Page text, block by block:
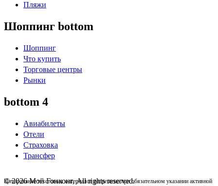
Пляжи
Шоппинг bottom
Шоппинг
Что купить
Торговые центры
Рынки
bottom 4
Авиабилеты
Отели
Страховка
Трансфер
© 2026 Мой Гонконг, All rights reserved.
Цитирование текстовых материалов разрешено при обязательном указании активной